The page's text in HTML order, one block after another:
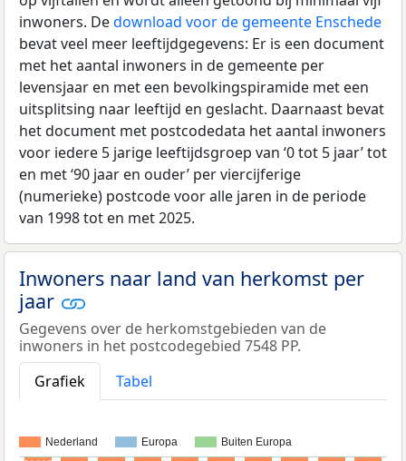
inwoners. Dedownload voor de gemeente Enschede
bevat veel meer leeftijdgegevens: Er is een document
met het aantal inwoners in de gemeente per
levensjaar en met een bevolkingspiramide met een
uitsplitsing naar leeftijd en geslacht. Daarnaast bevat
het document met postcodedata het aantal inwoners
voor iedere 5 jarige leeftijdsgroep van ‘0 tot 5 jaar’ tot
en met ‘90 jaar en ouder’ per viercijferige
(numerieke) postcode voor alle jaren in de periode
van 1998 tot en met 2025.
Inwoners naar land van herkomst per
jaar
Gegevens over de herkomstgebieden van de
inwoners in het postcodegebied 7548 PP.
Grafiek
Tabel
Nederland Europa Buiten Europa